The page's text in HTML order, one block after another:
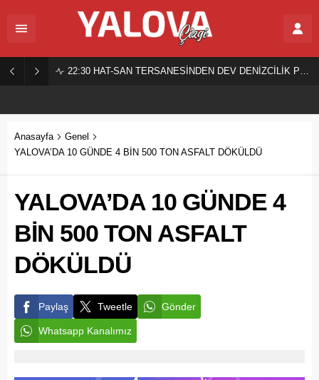
22:30 HAT-SAN TERSANESİNDEN DEV DENİZCİLİK PROJESİ!
Anasayfa
Genel
YALOVA’DA 10 GÜNDE 4 BİN 500 TON ASFALT DÖKÜLDÜ
YALOVA’DA 10 GÜNDE 4
BİN 500 TON ASFALT
DÖKÜLDÜ
Paylaş Tweetle Gönder
Whatsapp Kanalımız